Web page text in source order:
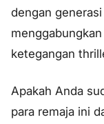
dengan
ketegangan
Apakah Anda
para remaja ini